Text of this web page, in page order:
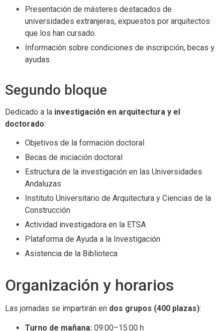
Presentación de másteres destacados de
universidades extranjeras, expuestos por arquitectos
que los han cursado.
Información sobre condiciones de inscripción, becas y
ayudas.
Segundo bloque
Dedicado a la investigación en arquitectura y el
doctorado:
Objetivos de la formación doctoral
Becas de iniciación doctoral
Estructura de la investigación en las Universidades
Andaluzas
Instituto Universitario de Arquitectura y Ciencias de la
Construcción
Actividad investigadora en la ETSA
Plataforma de Ayuda a la Investigación
Asistencia de la Biblioteca
Organización y horarios
Las jornadas se impartirán en dos grupos (400 plazas):
Turno de mañana: 09:00–15:00 h